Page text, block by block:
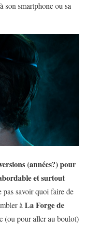
son smartphone ou sa
(années?) pour
et surtout
pas savoir quoi faire de
àLa Forge de
(ou pour aller au boulot)